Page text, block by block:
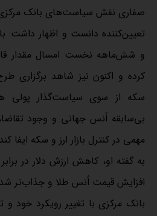
صفاری نقش سیاست‌های بانک مرکزی
تعیین‌کننده دانست و اظهار داشت:
و شش‌ماهه نخست امسال مقدار
کرده و اکنون نیز شاهد
سکه از سوی سیاست‌گذار پولی
بی‌سابقه اُنس جهانی و وجود
مهمی در کنترل بازار ارز و سکه ایفا
به گفته او، کاهش ارزش دلار در
افزایش قیمت اُنس طلا و جذاب‌تر
بانک مرکزی با تغییر رویکرد خود